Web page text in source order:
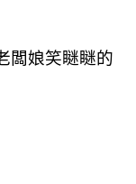
闆娘笑瞇瞇的